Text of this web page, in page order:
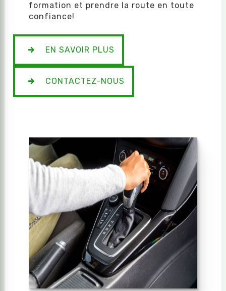
formation et prendre la route en toute
confiance!
EN SAVOIR PLUS
CONTACTEZ-NOUS